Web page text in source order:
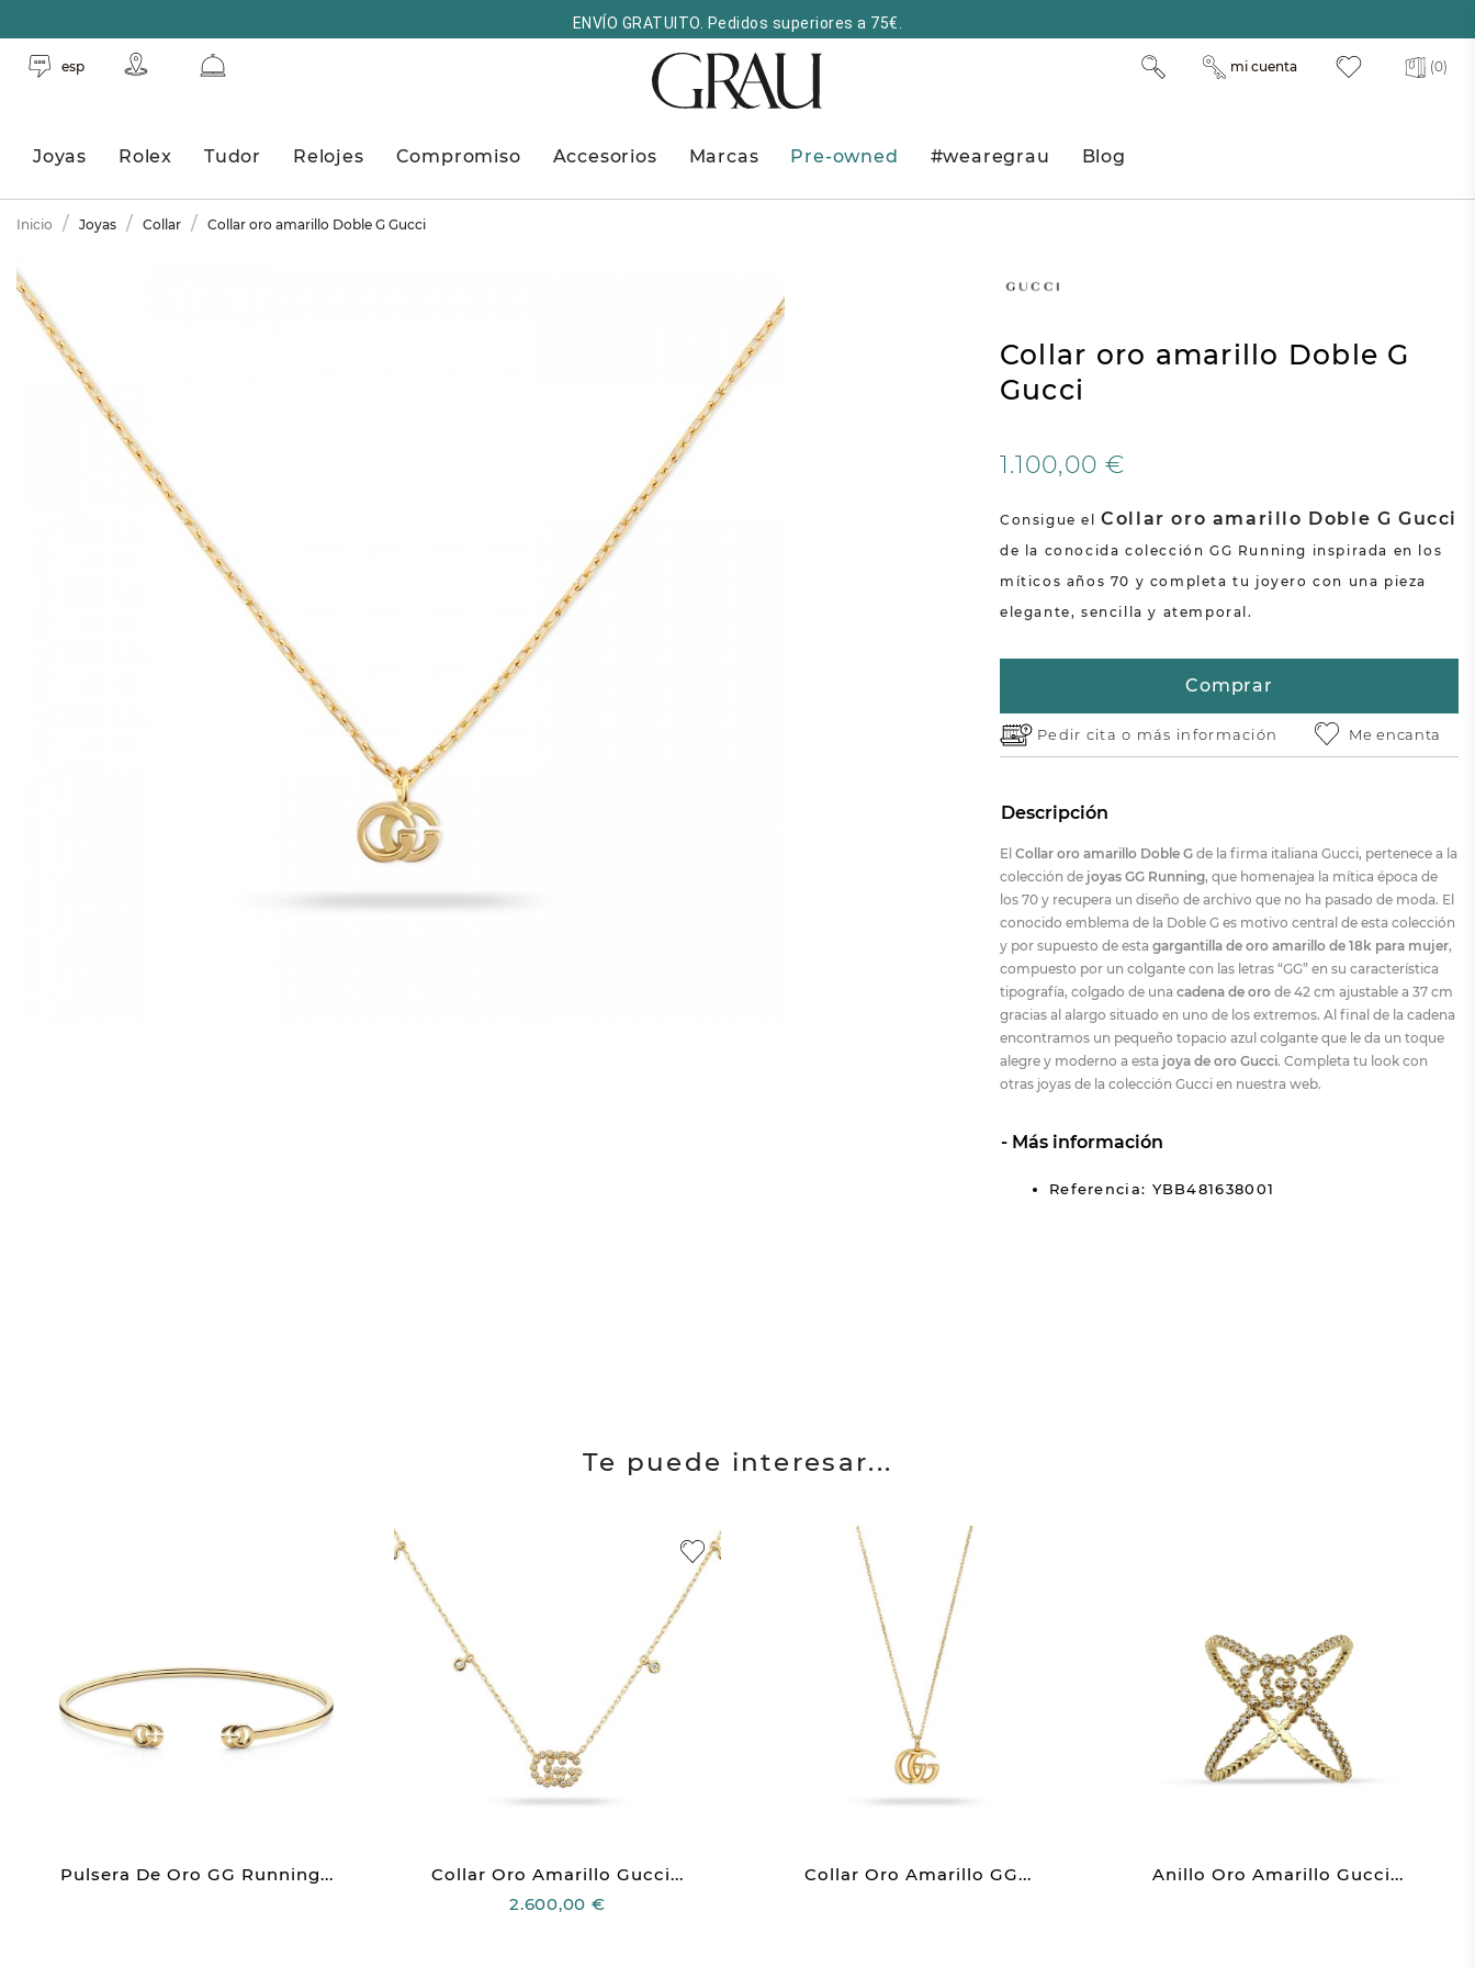
ENVÍO GRATUITO. Pedidos superiores a 75€.
esp (0)
mi cuenta
Joyas Rolex Tudor Relojes Compromiso Accesorios Marcas Pre-owned #wearegrau Blog
Inicio Joyas Collar Collar oro amarillo Doble G Gucci
Collar oro amarillo Doble G
Gucci
1.100,00 €
Consigue elCollar oro amarillo Doble G Gucci
de la conocida colección GG Running inspirada en los
míticos años 70 y completa tu joyero con una pieza
elegante, sencilla y atemporal.
Comprar
Pedir cita o más información Me encanta
Descripción
El Collar oro amarillo Doble Gde la firma italiana Gucci, pertenece a la
colección de joyas GG Running, que homenajea la mítica época de
los 70 y recupera un diseño de archivo que no ha pasado de moda. El
conocido emblema de la Doble G es motivo central de esta colección
y por supuesto de esta gargantilla de oro amarillo de 18k para mujer,
compuesto por un colgante con las letras “GG” en su característica
tipografía, colgado de una cadena de orode 42 cm ajustable a 37 cm
gracias al alargo situado en uno de los extremos. Al final de la cadena
encontramos un pequeño topacio azul colgante que le da un toque
alegre y moderno a esta joya de oro Gucci. Completa tu look con
otras joyas de la colección Gucci en nuestra web.
Más información
Referencia: YBB481638001
Te puede interesar...
Pulsera De Oro GG Running...
Collar Oro Amarillo Gucci...
2.600,00 €
Collar Oro Amarillo GG... Anillo Oro Amarillo Gucci...